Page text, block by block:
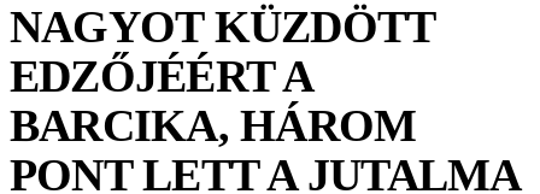
NAGYOT KÜZDÖTT
EDZŐJÉÉRT A
BARCIKA, HÁROM
PONT LETT A JUTALMA